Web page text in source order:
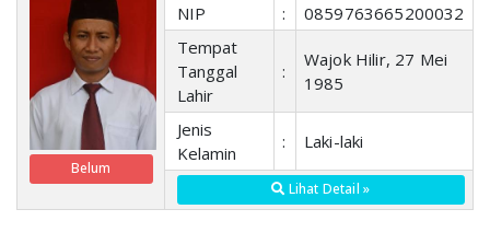
Belum
NIP
:
0859763665200032
Tempat
Tanggal
Lahir
:
Wajok Hilir, 27 Mei
1985
Jenis
Kelamin
: Laki-laki
Lihat Detail »